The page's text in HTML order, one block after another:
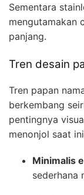
Sementara
mengutamakan
panjang.
Tren desain
Tren papan
berkembang
pentingnya
menonjol saat
Minimalis
sederhana